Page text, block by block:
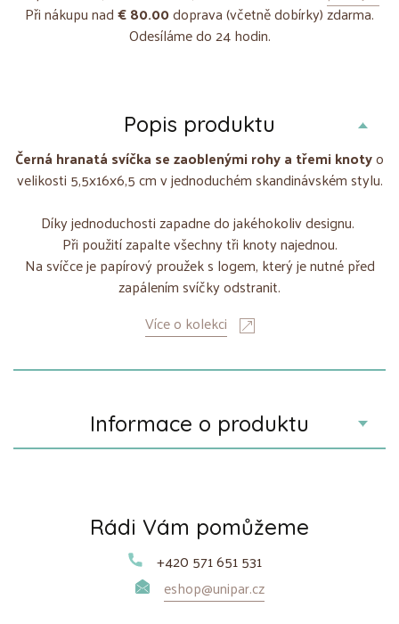
Při nákupu nad€ 80.00doprava (včetně dobírky) zdarma.
Odesíláme do 24 hodin.
Popis produktu
Černá hranatá svíčka se zaoblenými rohy a třemi knotyo
velikosti 5,5x16x6,5 cm v jednoduchém skandinávském stylu.
Díky jednoduchosti zapadne do jakéhokoliv designu.
Při použití zapalte všechny tři knoty najednou.
Na svíčce je papírový proužek s logem, který je nutné před
zapálením svíčky odstranit.
Více o kolekci
Informace o produktu
Rádi Vám pomůžeme
+420 571 651 531
eshop@unipar.cz